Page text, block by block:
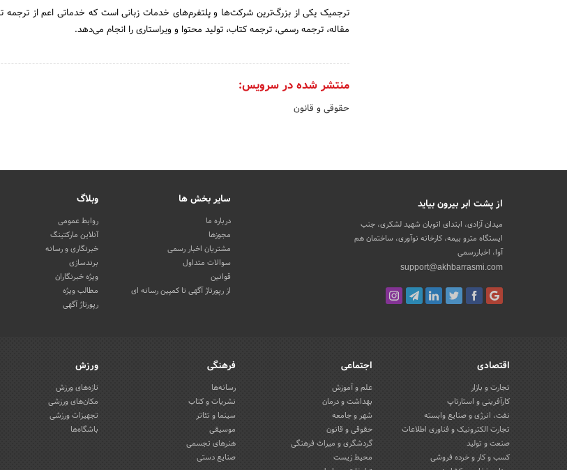
ترجمیک یکی از بزرگ‌ترین شرکت‌ها و پلتفرم‌های خدمات زبانی است که خدماتی اعم از
مقاله، ترجمه رسمی، ترجمه کتاب، تولید محتوا و ویراستاری را انجام می‌دهد.
منتشر شده در سرویس:
حقوقی و قانون
از پشت ابر بیرون بیاید
میدان آزادی، ابتدای اتوبان شهید لشکری، جنب
ایستگاه مترو بیمه، کارخانه نوآوری، ساختمان هم
آوا، اخباررسمی
support@akhbarrasmi.com
سایر بخش ها
درباره ما
مجوزها
مشتریان اخبار رسمی
سوالات متداول
قوانین
از رپورتاژ آگهی تا کمپین رسانه ای
وبلاگ
روابط عمومی
آنلاین مارکتینگ
خبرنگاری و رسانه
برندسازی
ویژه خبرنگاران
مطالب ویژه
رپورتاژ آگهی
اقتصادی
تجارت و بازار
کارآفرینی و استارتاپ
نفت، انرژی و صنایع وابسته
تجارت الکترونیک و فناوری اطلاعات
صنعت و تولید
کسب و کار و خرده فروشی
اجتماعی
علم و آموزش
بهداشت و درمان
شهر و جامعه
حقوقی و قانون
گردشگری و میراث فرهنگی
محیط زیست
فرهنگی
رسانه‌ها
نشریات و کتاب
سینما و تئاتر
موسیقی
هنرهای تجسمی
صنایع دستی
ورزش
تازه‌های ورزش
مکان‌های ورزشی
تجهیزات ورزشی
باشگاه‌ها